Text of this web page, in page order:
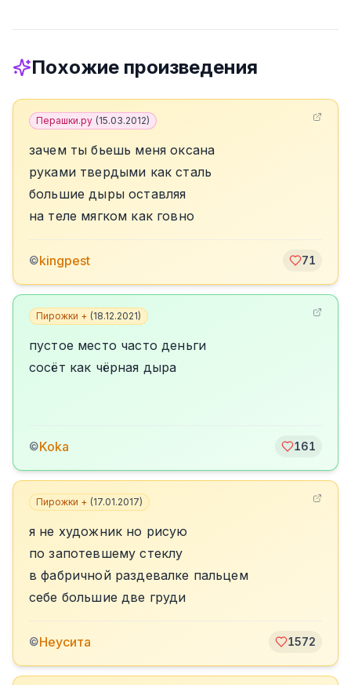
Похожие произведения
Перашки.ру (15.03.2012)
зачем ты бьешь меня оксана
руками твердыми как сталь
большие дыры оставляя
на теле мягком как говно
©kingpest 71
Пирожки + (18.12.2021)
пустое место часто деньги
сосёт как чёрная дыра
©Koka 161
Пирожки + (17.01.2017)
я не художник но рисую
по запотевшему стеклу
в фабричной раздевалке пальцем
себе большие две груди
©Неусита 1572